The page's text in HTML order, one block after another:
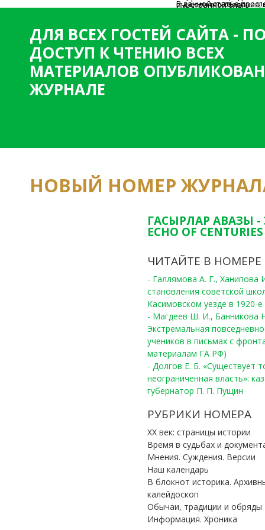
иностранной благо
гг.), цели его
В данной статье
самого подхода к
темы Великой
ДЛЯ ВСЕХ ГОСТЕЙ САЙТА -
ДОСТУП К ЧТЕНИЮ ВСЕХ
МАТЕРИАЛОВ
ЖУРНАЛЕ
НОВЫЙ НОМЕР
ГАСЫРЛАР АВАЗЫ -
ECHO OF
ЧИТАЙТЕ В НОМЕРЕ
- Галлямова А. Г.,
становления советской
Касимовском уезде в 1920-е
- Магдеев Ш. И., Банникова
Экстремальная
учеников в письмах с
материалам ГА РФ)
- Долгов Е. Б. «Существует
неограниченная власть»:
губернатор П. П. Пущин
РУБРИКИ НОМЕРА
ХХ век: страницы истории
Время в судьбах и
Мнения. Суждения. Версии
Наш календарь
В блокнот историка.
калейдоскоп
Обычаи, традиции и обряды
Информация. Хроника